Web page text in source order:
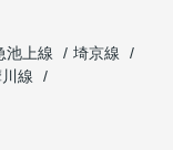
池上線
埼京線
線